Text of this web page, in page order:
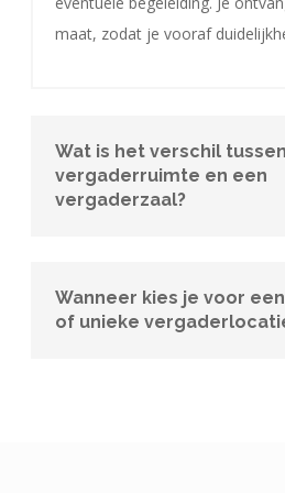
maat, zodat je vooraf
Wat is het verschil
vergaderruimte en een
vergaderzaal?
Wanneer kies je voor
of unieke